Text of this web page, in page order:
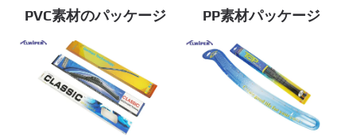
PVC素材のパッケージ PP素材パッケージ